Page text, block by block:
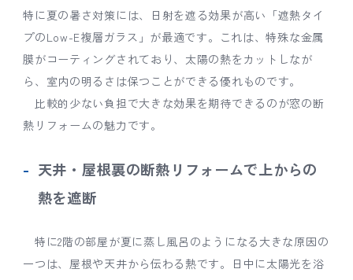
特に夏の暑さ対策には、日射を遮る効果が高い「遮熱タイ
プのLow-E複層ガラス」が最適です。これは、特殊な金属
膜がコーティングされており、太陽の熱をカットしなが
ら、室内の明るさは保つことができる優れものです。
比較的少ない負担で大きな効果を期待できるのが窓の断
熱リフォームの魅力です。
天井・屋根裏の断熱リフォームで上からの
熱を遮断
特に2階の部屋が夏に蒸し風呂のようになる大きな原因の
一つは、屋根や天井から伝わる熱です。日中に太陽光を浴